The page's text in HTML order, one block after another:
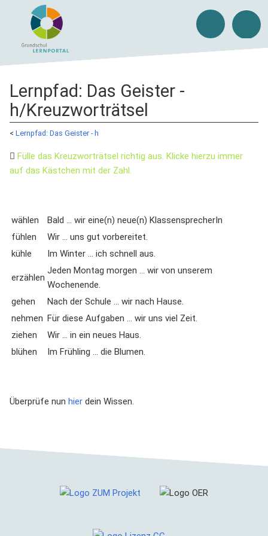
Lernpfad: Das Geister -
h/Kreuzworträtsel
< Lernpfad: Das Geister - h
Fülle das Kreuzworträtsel richtig aus. Klicke hierzu immer
auf das Kästchen mit der Zahl.
wählen
Bald ... wir eine(n) neue(n) KlassensprecherIn
fühlen
Wir ... uns gut vorbereitet.
kühle
Im Winter ... ich schnell aus.
erzählen
Jeden Montag morgen ... wir von unserem
Wochenende.
gehen
Nach der Schule ... wir nach Hause.
nehmen Für diese Aufgaben ... wir uns viel Zeit.
ziehen
Wir ... in ein neues Haus.
blühen
Im Frühling ... die Blumen.
Überprüfe nun hier dein Wissen.